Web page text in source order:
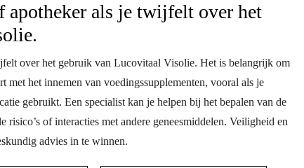
apotheker als je twijfelt over het
over het gebruik van Lucovitaal Visolie. Het is belangrijk om
met het innemen van voedingssupplementen, vooral als je
gebruikt. Een specialist kan je helpen bij het bepalen van de
of interacties met andere geneesmiddelen. Veiligheid en
advies in te winnen.